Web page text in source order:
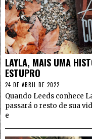
LAYLA, MAIS UMA
ESTUPRO
24 DE ABRIL DE 2022
Quando Leeds conhece
passará o resto de sua
e